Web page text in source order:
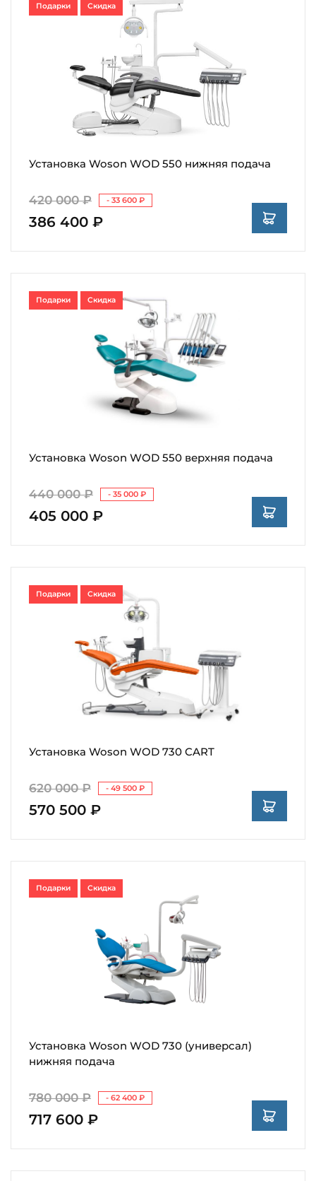
Установка Woson WOD 550 нижняя подача
420 000 ₽ - 33 600 ₽
386 400 ₽
Подарки Скидка
Установка Woson WOD 550 верхняя подача
440 000 ₽ - 35 000 ₽
405 000 ₽
Подарки Скидка
Установка Woson WOD 730 CART
620 000 ₽ - 49 500 ₽
570 500 ₽
Подарки Скидка
Установка Woson WOD 730 (универсал)
нижняя подача
780 000 ₽ - 62 400 ₽
717 600 ₽
Подарки Скидка